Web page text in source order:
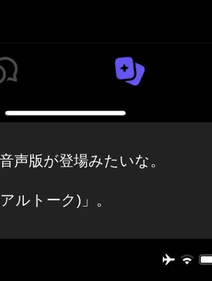
声版が登場みたいな。
ルトーク)」。